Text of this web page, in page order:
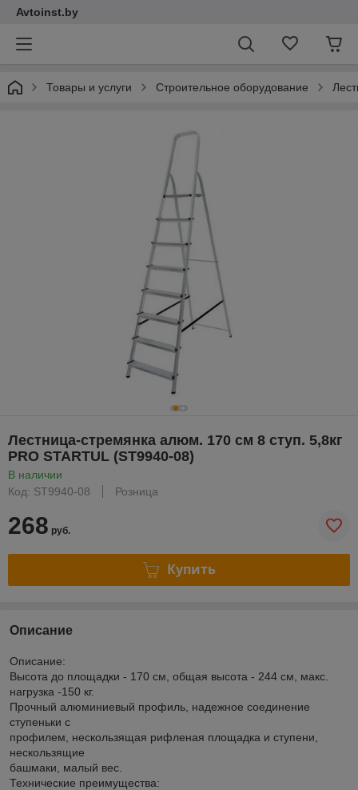
Avtoinst.by
Товары и услуги Строительное оборудование
Лестница-стремянка алюм. 170 см 8 ступ. 5,8кг
PRO STARTUL (ST9940-08)
В наличии
Код: ST9940-08
Розница
268 руб.
Купить
Описание
Описание:
Высота до площадки - 170 см, общая высота - 244 см, макс.
нагрузка -150 кг.
Прочный алюминиевый профиль, надежное соединение
ступеньки с
профилем, нескользящая рифленая площадка и ступени,
нескользящие
башмаки, малый вес.
Технические преимущества: